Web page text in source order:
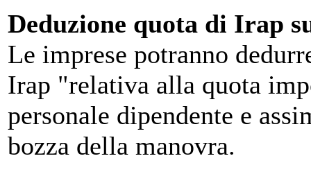
Deduzione quota di Irap
Le imprese potranno
Irap "relativa alla quota
personale dipendente e
bozza della manovra.